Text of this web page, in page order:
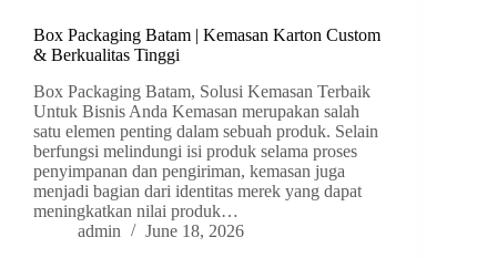
Box Packaging Batam | Kemasan Karton Custom
& Berkualitas Tinggi
Box Packaging Batam, Solusi Kemasan Terbaik
Untuk Bisnis Anda Kemasan merupakan salah
satu elemen penting dalam sebuah produk. Selain
berfungsi melindungi isi produk selama proses
penyimpanan dan pengiriman, kemasan juga
menjadi bagian dari identitas merek yang dapat
meningkatkan nilai produk…
admin
June 18, 2026